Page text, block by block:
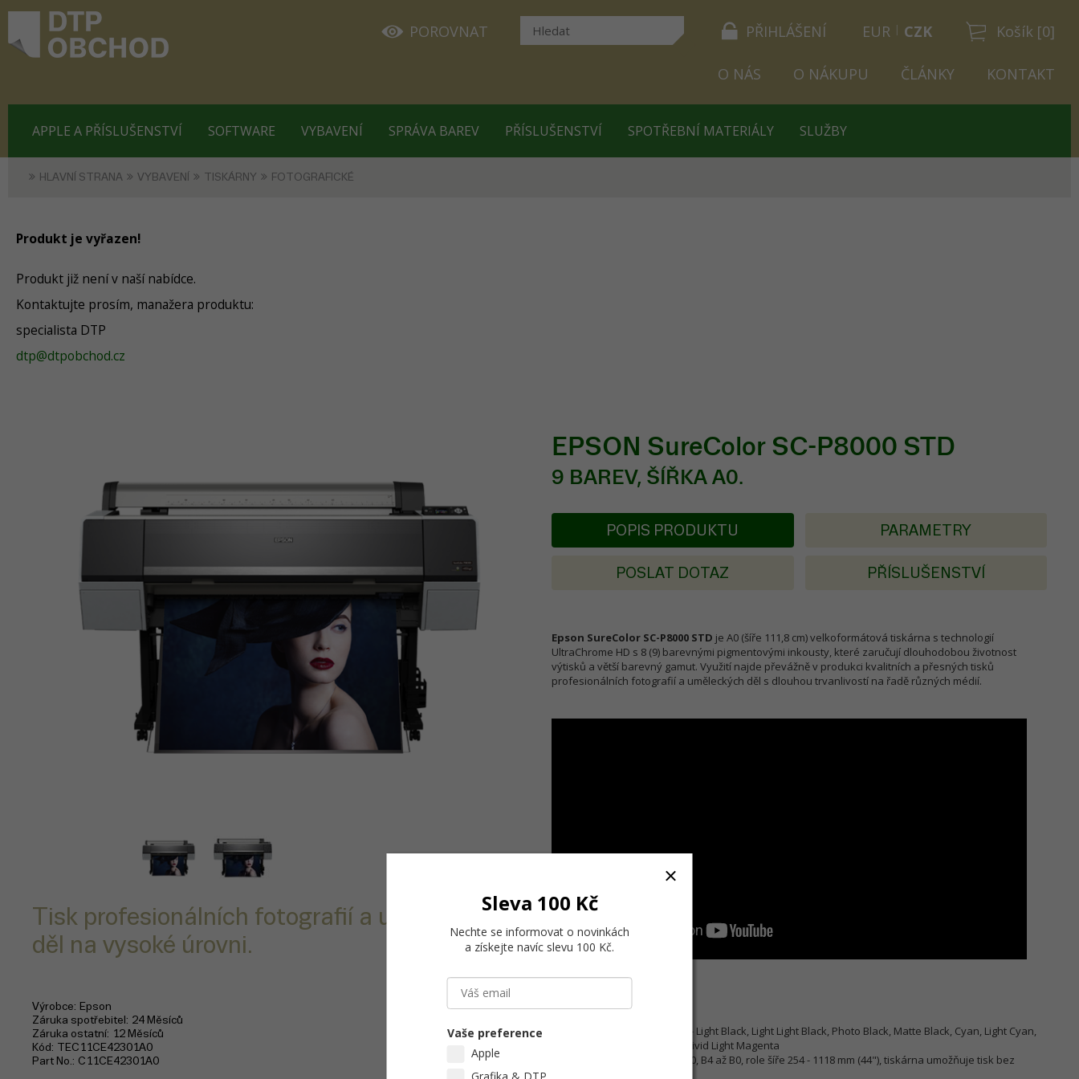
PŘIHLÁŠENÍ Košík [0]
POROVNAT EUR CZK
O NÁS O NÁKUPU ČLÁNKY KONTAKT
APPLE A PŘÍSLUŠENSTVÍ SOFTWARE VYBAVENÍ SPRÁVA BAREV PŘÍSLUŠENSTVÍ SPOTŘEBNÍ MATERIÁLY SLUŽBY
HLAVNÍ STRANA VYBAVENÍ TISKÁRNY FOTOGRAFICKÉ
Produkt je vyřazen!
Produkt již není v naší nabídce.
Kontaktujte prosím, manažera produktu:
specialista DTP
dtp@dtpobchod.cz
EPSON SureColor SC-P8000 STD
9 BAREV, ŠÍŘKA A0.
Tisk profesionálních fotografií a uměleckých
děl na vysoké úrovni.
Výrobce
Epson
Záruka spotřebitel
24 Měsíců
Záruka ostatní 12 Měsíců
Kód
TEC11CE42301A0
Part No. C11CE42301A0
POPIS PRODUKTU PARAMETRY
POSLAT DOTAZ PŘÍSLUŠENSTVÍ
Epson SureColor SC-P8000 STD je A0 (šíře 111,8 cm) velkoformátová tiskárna s technologií
UltraChrome HD s 8 (9) barevnými pigmentovými inkousty, které zaručují dlouhodobou životnost
výtisků a větší barevný gamut. Využití najde převážně v produkci kvalitních a přesných tisků
profesionálních fotografií a uměleckých děl s dlouhou trvanlivostí na řadě různých médií.
8 (9) barev - Light Black, Light Light Black, Photo Black, Matte Black, Cyan, Light Cyan,
Yellow, Vivid Magenta, Vivid Light Magenta
A4 až A0, B4 až B0, role šíře 254 - 1118 mm (44"), tiskárna umožňuje tisk bez
Sleva 100 Kč
Nechte se informovat o novinkách
a získejte navíc slevu 100 Kč.
Vaše preference
Apple
Grafika & DTP